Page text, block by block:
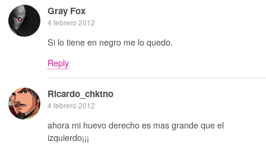
Gray Fox
4 febrero 2012
Si lo tiene en negro me lo quedo.
Reply
Ricardo_chktno
4 febrero 2012
ahora mi huevo derecho es mas grande que el
izquierdo¡¡¡